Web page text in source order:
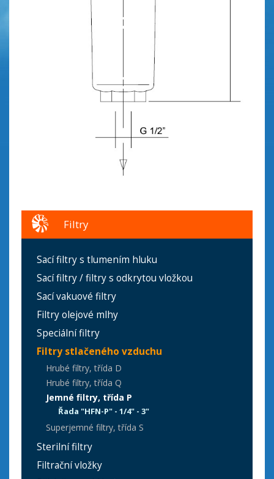
Filtry
Sací filtry s tlumením hluku
Sací filtry / filtry s odkrytou vložkou
Sací vakuové filtry
Filtry olejové mlhy
Speciální filtry
Filtry stlačeného vzduchu
Hrubé filtry, třída D
Hrubé filtry, třída Q
Jemné filtry, třída P
Řada "HFN-P" - 1/4" - 3"
Superjemné filtry, třída S
Sterilní filtry
Filtrační vložky